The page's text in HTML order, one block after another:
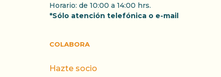
Horario: de 10:00 a 14:00 hrs.
*Sólo atención telefónica o e-mail
COLABORA
Hazte socio